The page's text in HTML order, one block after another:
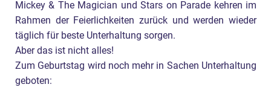
Mickey & The Magician und Stars on Parade kehren im
Rahmen der Feierlichkeiten zurück und werden wieder
täglich für beste Unterhaltung sorgen.
Aber das ist nicht alles!
Zum Geburtstag wird noch mehr in Sachen Unterhaltung
geboten: